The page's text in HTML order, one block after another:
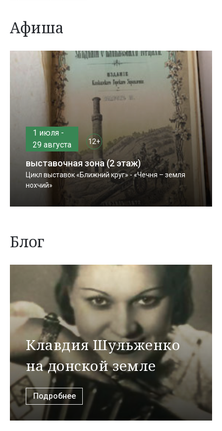
Афиша
1 июля -
29 августа
12+
выставочная зона (2 этаж)
Цикл выставок «Ближний круг» - «Чечня – земля
нохчий»
Блог
Клавдия Шульженко
на донской земле
Подробнее